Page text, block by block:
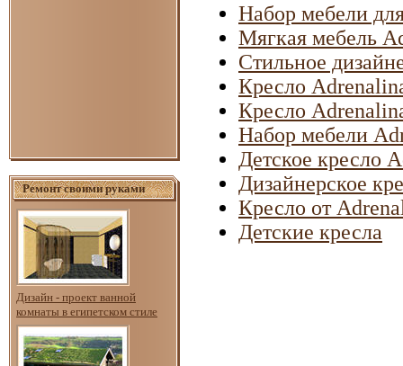
Ремонт своими руками
Дизайн - проект ванной
комнаты в египетском стиле
Набор мебели
Мягкая мебель
Стильное
Кресло
Кресло
Набор мебели
Детское кресло
Дизайнерское
Кресло от
Детские кресла